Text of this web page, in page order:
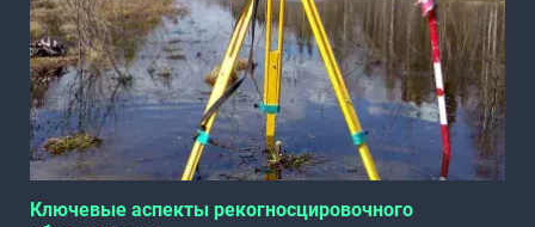
Ключевые аспекты рекогносцировочного